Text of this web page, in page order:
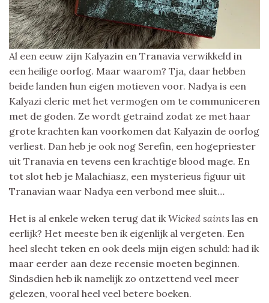
Al een eeuw zijn Kalyazin en Tranavia verwikkeld in
een heilige oorlog. Maar waarom? Tja, daar hebben
beide landen hun eigen motieven voor. Nadya is een
Kalyazi cleric met het vermogen om te communiceren
met de goden. Ze wordt getraind zodat ze met haar
grote krachten kan voorkomen dat Kalyazin de oorlog
verliest. Dan heb je ook nog Serefin, een hogepriester
uit Tranavia en tevens een krachtige blood mage. En
tot slot heb je Malachiasz, een mysterieus figuur uit
Tranavian waar Nadya een verbond mee sluit…
Het is al enkele weken terug dat ik Wicked saints las en
eerlijk? Het meeste ben ik eigenlijk al vergeten. Een
heel slecht teken en ook deels mijn eigen schuld: had ik
maar eerder aan deze recensie moeten beginnen.
Sindsdien heb ik namelijk zo ontzettend veel meer
gelezen, vooral heel veel betere boeken.